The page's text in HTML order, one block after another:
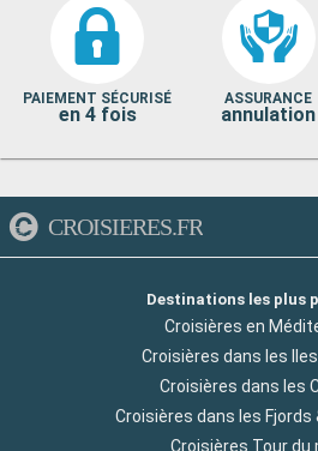
PAIEMENT SÉCURISÉ
en 4 fois
ASSURANCE
annulation
CROISIERES.FR
Destinations les plus
Croisières en
Croisières dans les
Croisières dans les
Croisières dans les Fjords
Croisières Tour du